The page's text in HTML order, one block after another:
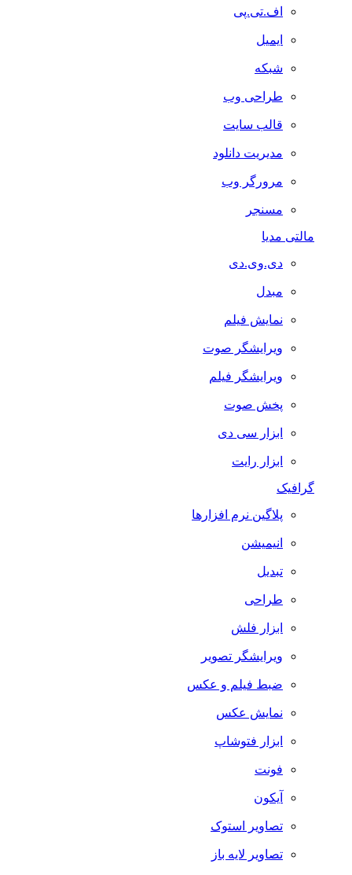
اف.تی.پی
ایمیل
شبکه
طراحی وب
قالب سایت
مدیریت دانلود
مرورگر وب
مسنجر
مالتی مدیا
دی.وی.دی
مبدل
نمایش فیلم
ویرایشگر صوت
ویرایشگر فیلم
پخش صوت
ابزار سی دی
ابزار رایت
گرافیک
پلاگین نرم افزارها
انیمیشن
تبدیل
طراحی
ابزار فلش
ویرایشگر تصویر
ضبط فيلم و عكس
نمایش عکس
ابزار فتوشاپ
فونت
آیکون
تصاویر استوک
تصاویر لایه باز